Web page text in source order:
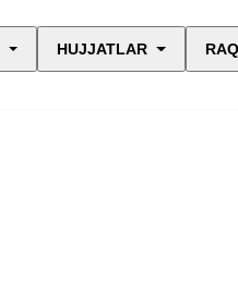
HUJJATLAR